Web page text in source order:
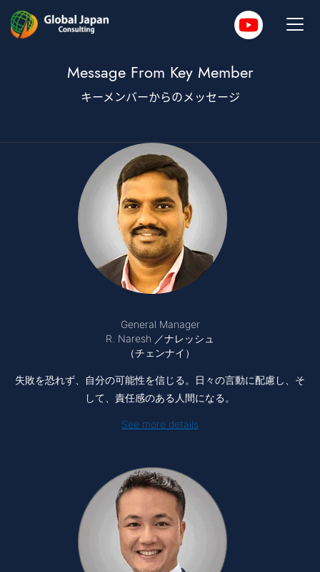
Message From Key Member
キーメンバーからのメッセージ
General Manager
R. Naresh ／ナレッシュ
（チェンナイ）
失敗を恐れず、自分の可能性を信じる。日々の言動に配慮し、そ
して、責任感のある人間になる。
See more details